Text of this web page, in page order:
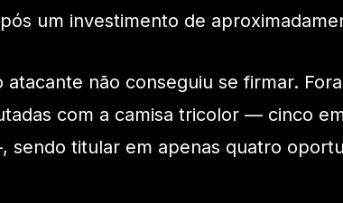
um investimento de
atacante não conseguiu se firmar.
com a camisa tricolor — cinco
sendo titular em apenas quatro